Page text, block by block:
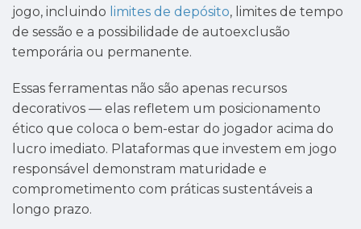
jogo, incluindo limites de depósito, limites de tempo
de sessão e a possibilidade de autoexclusão
temporária ou permanente.
Essas ferramentas não são apenas recursos
decorativos — elas refletem um posicionamento
ético que coloca o bem-estar do jogador acima do
lucro imediato. Plataformas que investem em jogo
responsável demonstram maturidade e
comprometimento com práticas sustentáveis a
longo prazo.